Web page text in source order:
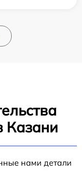
Казани
нами детали